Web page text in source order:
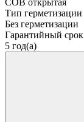
Тип герметизации
Без герметизации
Гарантийный срок
5 год(а)